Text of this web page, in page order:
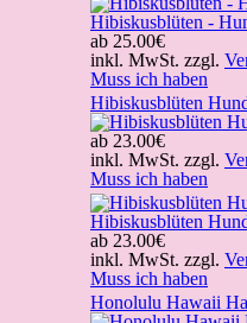
Hibiskusblüten -
ab 25.00€
inkl. MwSt. zzgl.
Muss ich haben
Hibiskusblüten
ab 23.00€
inkl. MwSt. zzgl.
Muss ich haben
Hibiskusblüten
ab 23.00€
inkl. MwSt. zzgl.
Muss ich haben
Honolulu Hawaii